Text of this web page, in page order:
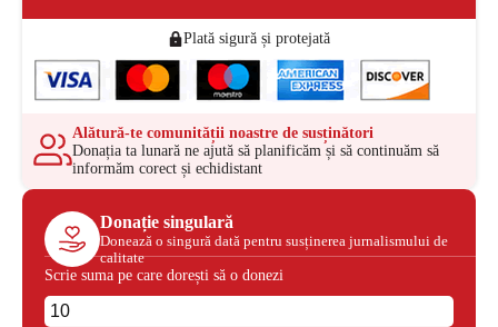
Plată sigură și protejată
Alătură-te comunității noastre de susținători
Donația ta lunară ne ajută să planificăm și să continuăm să
informăm corect și echidistant
Donație singulară
Donează o singură dată pentru susținerea jurnalismului de
calitate
Scrie suma pe care dorești să o donezi